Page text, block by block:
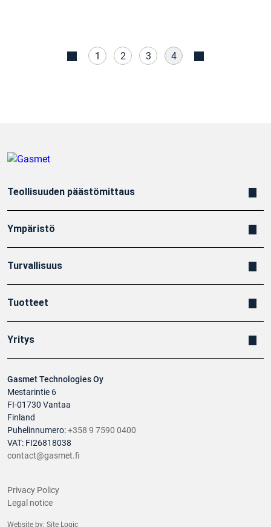
1 2 3 4
Gasmet Technologies Oy
Mestarintie 6
FI-01730 Vantaa
Finland
Puhelinnumero:+358 9 7590 0400
VAT: FI26818038
contact@gasmet.fi
Teollisuuden päästömittaus
Ympäristö
Turvallisuus
Tuotteet
Yritys
Privacy Policy
Legal notice
Website by: Site Logic